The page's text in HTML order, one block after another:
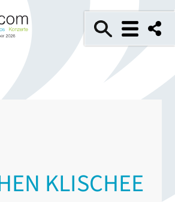
KLISCHEE